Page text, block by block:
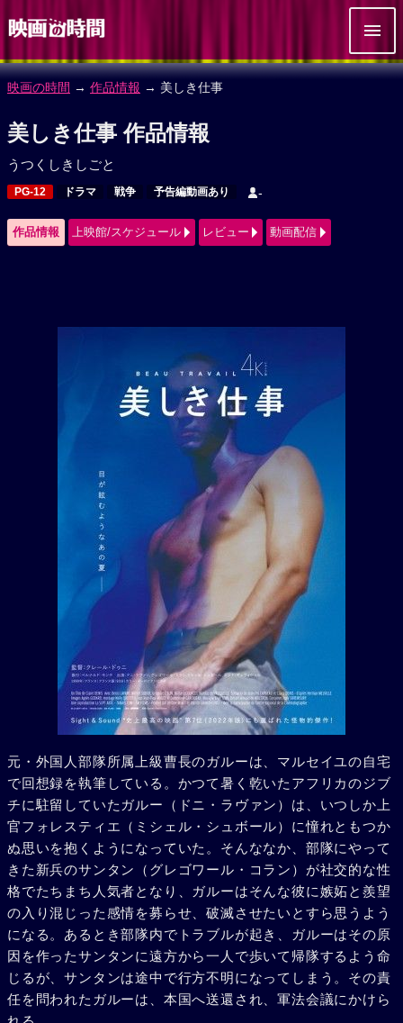
映画の時間 → 作品情報 → 美しき仕事
美しき仕事 作品情報
うつくしきしごと
PG-12 ドラマ 戦争 予告編動画あり -
作品情報 上映館/スケジュール レビュー 動画配信
元・外国人部隊所属上級曹長のガルーは、マルセイユの自宅
で回想録を執筆している。かつて暑く乾いたアフリカのジブ
チに駐留していたガルー（ドニ・ラヴァン）は、いつしか上
官フォレスティエ（ミシェル・シュボール）に憧れともつか
ぬ思いを抱くようになっていた。そんななか、部隊にやって
きた新兵のサンタン（グレゴワール・コラン）が社交的な性
格でたちまち人気者となり、ガルーはそんな彼に嫉妬と羨望
の入り混じった感情を募らせ、破滅させたいとすら思うよう
になる。あるとき部隊内でトラブルが起き、ガルーはその原
因を作ったサンタンに遠方から一人で歩いて帰隊するよう命
じるが、サンタンは途中で行方不明になってしまう。その責
任を問われたガルーは、本国へ送還され、軍法会議にかけら